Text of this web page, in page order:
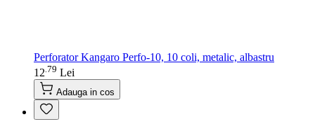
Perforator Kangaro Perfo-10, 10 coli, metalic, albastru
12 79 Lei
Adauga in cos